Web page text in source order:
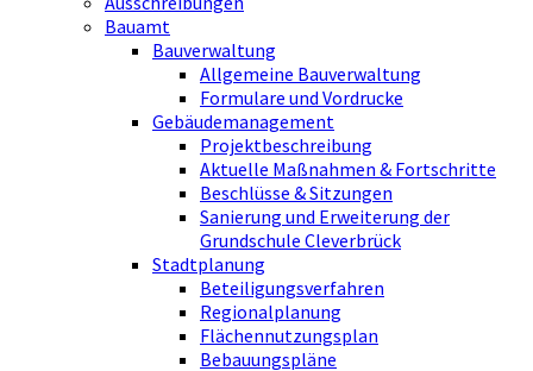
Bauamt
Bauverwaltung
Allgemeine Bauverwaltung
Formulare und Vordrucke
Gebäudemanagement
Projektbeschreibung
Aktuelle Maßnahmen & Fortschritte
Beschlüsse & Sitzungen
Sanierung und Erweiterung der
Grundschule Cleverbrück
Stadtplanung
Beteiligungsverfahren
Regionalplanung
Flächennutzungsplan
Bebauungspläne